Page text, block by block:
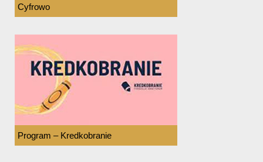
Cyfrowo
Program – Kredkobranie